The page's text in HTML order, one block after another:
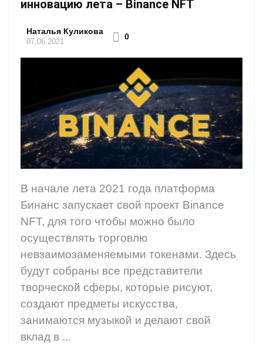
инновацию лета – Binance NFT
Наталья Куликова
07.06.2021
0
В начале лета 2021 года платформа
Бинанс запускает свой проект Binance
NFT, для того чтобы можно было
осуществлять торговлю
невзаимозаменяемыми токенами. Здесь
будут собраны все представители
творческой сферы, которые рисуют,
создают предметы искусства,
занимаются музыкой и делают свой
вклад в ...